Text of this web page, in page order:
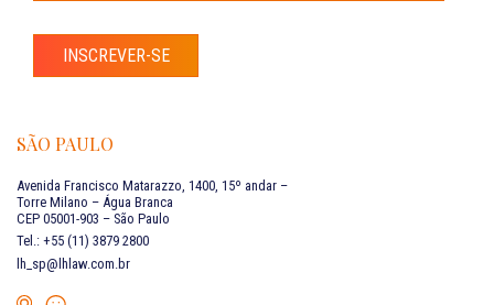
INSCREVER-SE
SÃO PAULO
Avenida Francisco Matarazzo, 1400, 15º andar –
Torre Milano – Água Branca
CEP 05001-903 – São Paulo
Tel.: +55 (11) 3879 2800
lh_sp@lhlaw.com.br